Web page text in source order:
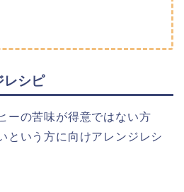
レシピ
ーの苦味が得意ではない方
という方に向けアレンジレシ